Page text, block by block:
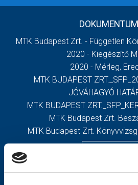
JEGYÉRTÉKESÍTÉS
EGYESÜLET
NYITÓLAP
HÍREK
CSAPATOK
MTK Budapest Zrt. - Független
2020 - Kiegészítő
2020 - Mérleg,
MTK BUDAPEST
JÓVÁHAGYÓ
MTK BUDAPEST
MTK Budapest Zrt.
MTK Budapest Zrt.